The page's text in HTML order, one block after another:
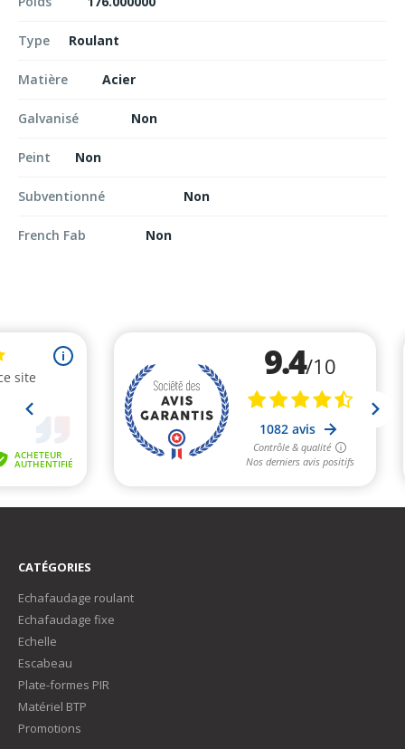
Type Roulant
Matière Acier
Galvanisé Non
Peint Non
Subventionné Non
French Fab Non
CATÉGORIES
Echafaudage roulant
Echafaudage fixe
Echelle
Escabeau
Plate-formes PIR
Matériel BTP
Promotions